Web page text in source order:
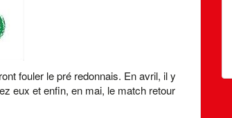
fouler le pré redonnais. En avril, il y
eux et enfin, en mai, le match retour